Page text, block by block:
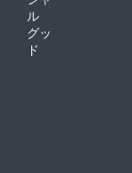
ル
グッ
ド